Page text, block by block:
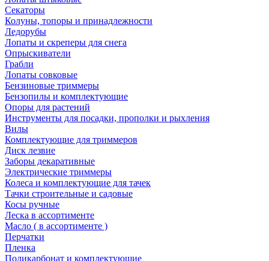
Секаторы
Колуны, топоры и принадлежности
Ледорубы
Лопаты и скреперы для снега
Опрыскиватели
Грабли
Лопаты совковые
Бензиновые триммеры
Бензопилы и комплектующие
Опоры для растений
Инструменты для посадки, прополки и рыхления
Вилы
Комплектующие для триммеров
Диск лезвие
Заборы декаративные
Электрические триммеры
Колеса и комплектующие для тачек
Тачки строительные и садовые
Косы ручные
Леска в ассортименте
Масло ( в ассортименте )
Перчатки
Пленка
Поликарбонат и комплектующие